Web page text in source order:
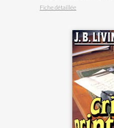
Fiche détaillée